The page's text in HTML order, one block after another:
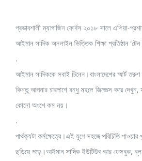
প্রভাবশালী ম্যাগাজিন ফোর্বস ২০১৮ সালে এশিয়া-
আইমান সাদিক অনলাইন ভিত্তিক শিক্ষা প্রতিষ্ঠান ‘টেন
.
আইমান সাদিককে সবাই চিনেন।বাংলাদেশের স্মার্ট
কিন্তু আপনার চারপাশে বন্ধু মহলে জিজ্ঞেস করে
কোনো অংশে কম নয়।
.
পার্থক্যটা কর্মক্ষেত্রে।এই যুগে সহজে পরিচিতি
ছড়িয়ে পড়ে।আইমান সাদিক ইউটিউব আর ফেসবুক,